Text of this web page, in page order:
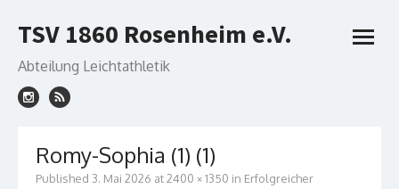
to
TSV 1860 Rosenheim e.V.
Abteilung Leichtathletik
open
Romy-Sophia (1) (1)
Published 3. Mai 2026 at2400 × 1350 in Erfolgreicher